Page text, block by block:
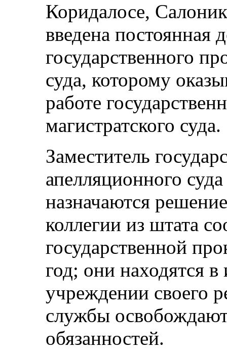
Коридалосе,
введена постоянная
государственного
суда, которому
работе
магистратского суда.
Заместитель
апелляционного
назначаются
коллегии из штата
государственной
год; они находятся
учреждении своего
службы
обязанностей.